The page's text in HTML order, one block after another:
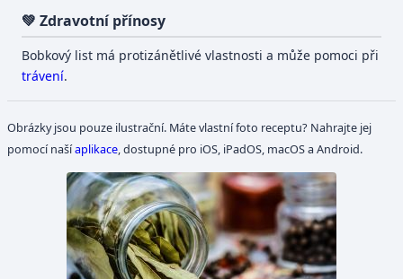
💚 Zdravotní přínosy
Bobkový list má protizánětlivé vlastnosti a může pomoci při
trávení.
Obrázky jsou pouze ilustrační. Máte vlastní foto receptu? Nahrajte jej
pomocí našíaplikace , dostupné pro iOS, iPadOS, macOS a Android.